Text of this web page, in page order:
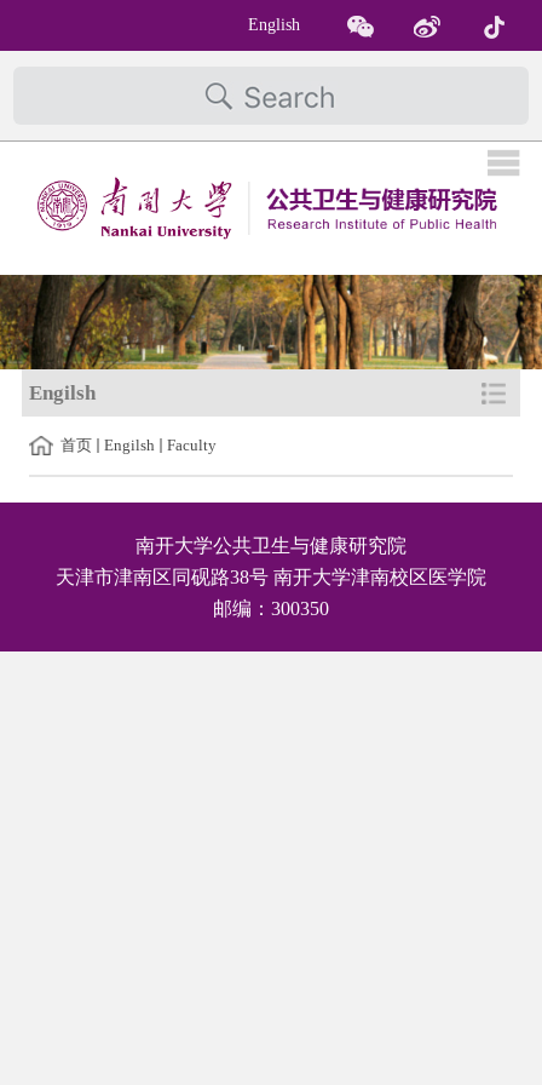
English
Engilsh
首页 Engilsh Faculty
南开大学公共卫生与健康研究院
天津市津南区同砚路38号 南开大学津南校区医学院
邮编：300350